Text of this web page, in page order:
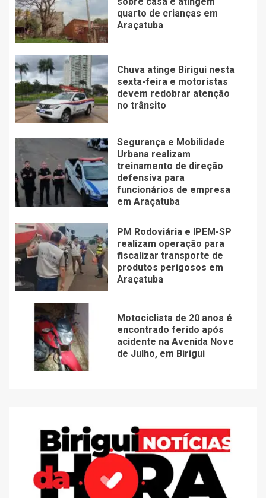
quarto de crianças em
Araçatuba
Chuva atinge Birigui nesta
sexta-feira e motoristas
devem redobrar atenção
no trânsito
Segurança e Mobilidade
Urbana realizam
treinamento de direção
defensiva para
funcionários de empresa
em Araçatuba
PM Rodoviária e IPEM-SP
realizam operação para
fiscalizar transporte de
produtos perigosos em
Araçatuba
Motociclista de 20 anos é
encontrado ferido após
acidente na Avenida Nove
de Julho, em Birigui